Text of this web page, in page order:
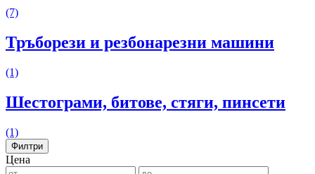
(7)
Тръборези и резбонарезни машини
(1)
Шестограми, битове, стяги, пинсети
(1)
Филтри
Цена